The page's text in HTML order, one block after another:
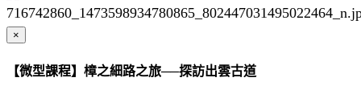
×
【微型課程】樟之細路之旅──探訪出雲古道